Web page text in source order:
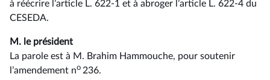
à réécrire l’article L. 622-1 et à abroger l’article L. 622-4 du
CESEDA.
M. le président
La parole est à M. Brahim Hammouche, pour soutenir
l’amendement no 236.